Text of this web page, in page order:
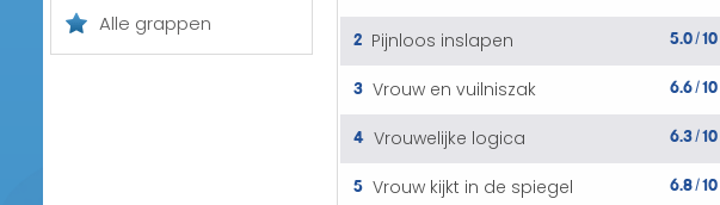
Alle grappen
2 Pijnloos inslapen 5.0/10
3 Vrouw en vuilniszak 6.6/10
4 Vrouwelijke logica 6.3/10
5 Vrouw kijkt in de spiegel 6.8/10